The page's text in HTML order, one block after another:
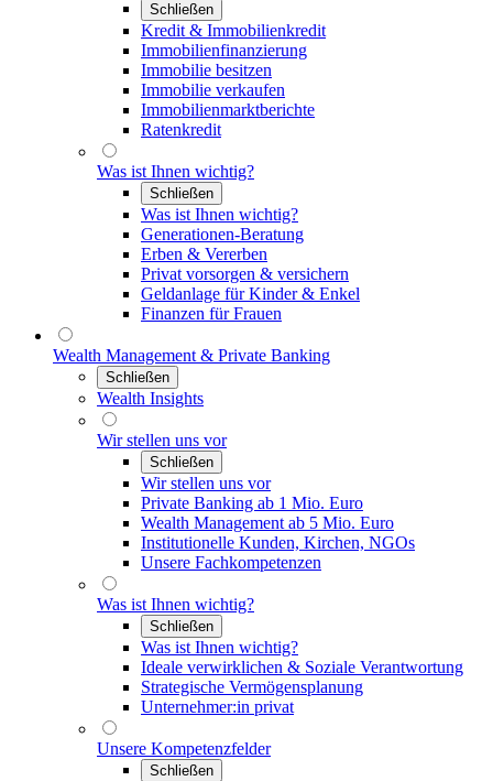
Schließen
Kredit & Immobilienkredit
Immobilienfinanzierung
Immobilie besitzen
Immobilie verkaufen
Immobilienmarktberichte
Ratenkredit
Was ist Ihnen wichtig?
Schließen
Was ist Ihnen wichtig?
Generationen-Beratung
Erben & Vererben
Privat vorsorgen & versichern
Geldanlage für Kinder & Enkel
Finanzen für Frauen
Wealth Management & Private Banking
Schließen
Wealth Insights
Wir stellen uns vor
Schließen
Wir stellen uns vor
Private Banking ab 1 Mio. Euro
Wealth Management ab 5 Mio. Euro
Institutionelle Kunden, Kirchen, NGOs
Unsere Fachkompetenzen
Was ist Ihnen wichtig?
Schließen
Was ist Ihnen wichtig?
Ideale verwirklichen & Soziale Verantwortung
Strategische Vermögensplanung
Unternehmer:in privat
Unsere Kompetenzfelder
Schließen